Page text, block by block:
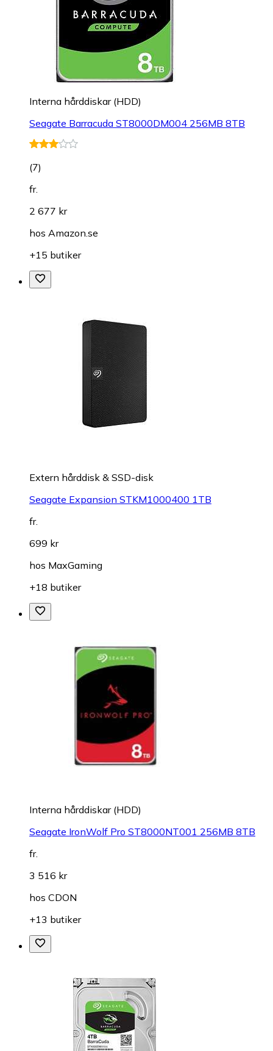
Interna hårddiskar (HDD)
Seagate Barracuda ST8000DM004 256MB 8TB
(7)
fr.
2 677 kr
hos Amazon.se
+15 butiker
Extern hårddisk & SSD-disk
Seagate Expansion STKM1000400 1TB
fr.
699 kr
hos MaxGaming
+18 butiker
Interna hårddiskar (HDD)
Seagate IronWolf Pro ST8000NT001 256MB 8TB
fr.
3 516 kr
hos CDON
+13 butiker